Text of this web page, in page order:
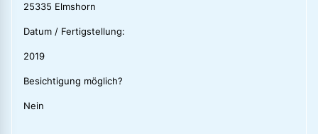
25335 Elmshorn
Datum / Fertigstellung:
2019
Besichtigung möglich?
Nein